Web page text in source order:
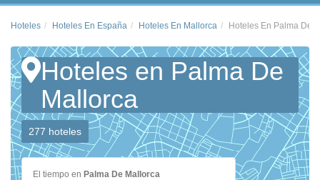
Hoteles Hoteles En España Hoteles En Mallorca Hoteles En Palma De
Hoteles en Palma De
Mallorca
277 hoteles
El tiempo en Palma De Mallorca